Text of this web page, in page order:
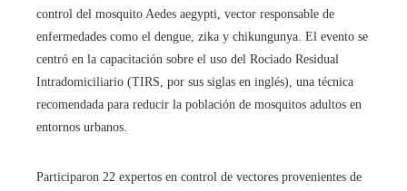
control del mosquito Aedes aegypti, vector responsable de
enfermedades como el dengue, zika y chikungunya. El evento se
centró en la capacitación sobre el uso del Rociado Residual
Intradomiciliario (TIRS, por sus siglas en inglés), una técnica
recomendada para reducir la población de mosquitos adultos en
entornos urbanos.​
Participaron 22 expertos en control de vectores provenientes de